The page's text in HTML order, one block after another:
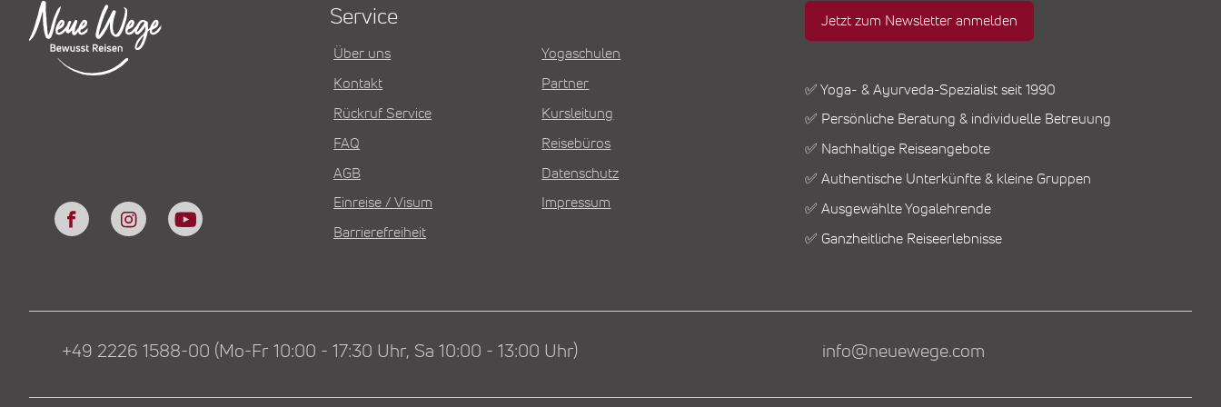
Service
Über uns
Kontakt
Rückruf Service
FAQ
AGB
Einreise / Visum
Barrierefreiheit
Yogaschulen
Partner
Kursleitung
Reisebüros
Datenschutz
Impressum
Jetzt zum Newsletter anmelden
✅ Yoga- & Ayurveda-Spezialist seit 1990
✅ Persönliche Beratung & individuelle Betreuung
✅ Nachhaltige Reiseangebote
✅ Authentische Unterkünfte & kleine Gruppen
✅ Ausgewählte Yogalehrende
✅ Ganzheitliche Reiseerlebnisse
+49 2226 1588-00 (Mo-Fr 10:00 - 17:30 Uhr, Sa 10:00 - 13:00 Uhr) info@neuewege.com